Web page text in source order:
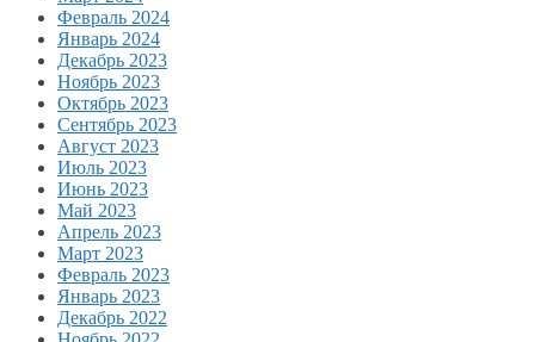
Февраль 2024
Январь 2024
Декабрь 2023
Ноябрь 2023
Октябрь 2023
Сентябрь 2023
Август 2023
Июль 2023
Июнь 2023
Май 2023
Апрель 2023
Март 2023
Февраль 2023
Январь 2023
Декабрь 2022